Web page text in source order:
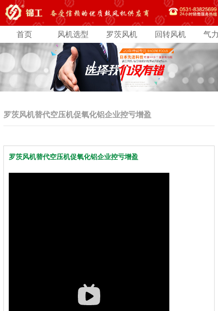
首页 风机选型 罗茨风机 回转风机 气
罗茨风机替代空压机促氧化铝企业控亏增盈
罗茨风机替代空压机促氧化铝企业控亏增盈